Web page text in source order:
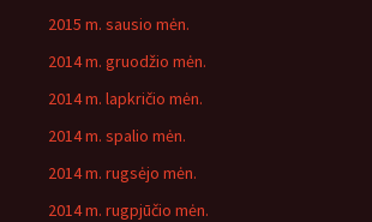
2015 m. sausio mėn.
2014 m. gruodžio mėn.
2014 m. lapkričio mėn.
2014 m. spalio mėn.
2014 m. rugsėjo mėn.
2014 m. rugpjūčio mėn.